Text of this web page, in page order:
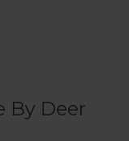
By Deer